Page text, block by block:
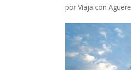
porViaja con Aguere